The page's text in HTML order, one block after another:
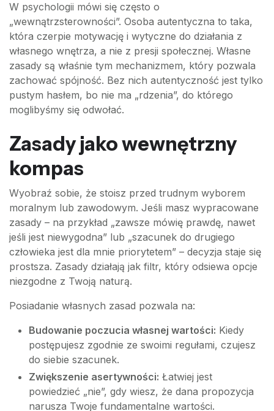
W psychologii mówi się często o
„wewnątrzsterowności”. Osoba autentyczna to taka,
która czerpie motywację i wytyczne do działania z
własnego wnętrza, a nie z presji społecznej. Własne
zasady są właśnie tym mechanizmem, który pozwala
zachować spójność. Bez nich autentyczność jest tylko
pustym hasłem, bo nie ma „rdzenia”, do którego
moglibyśmy się odwołać.
Zasady jako wewnętrzny
kompas
Wyobraź sobie, że stoisz przed trudnym wyborem
moralnym lub zawodowym. Jeśli masz wypracowane
zasady – na przykład „zawsze mówię prawdę, nawet
jeśli jest niewygodna” lub „szacunek do drugiego
człowieka jest dla mnie priorytetem” – decyzja staje się
prostsza. Zasady działają jak filtr, który odsiewa opcje
niezgodne z Twoją naturą.
Posiadanie własnych zasad pozwala na:
Budowanie poczucia własnej wartości: Kiedy
postępujesz zgodnie ze swoimi regułami, czujesz
do siebie szacunek.
Zwiększenie asertywności: Łatwiej jest
powiedzieć „nie”, gdy wiesz, że dana propozycja
narusza Twoje fundamentalne wartości.